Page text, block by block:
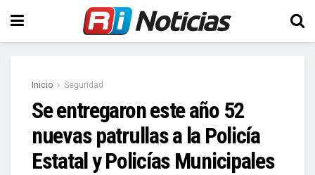
Inicio Seguridad
Se entregaron este año 52
nuevas patrullas a la Policía
Estatal y Policías Municipales